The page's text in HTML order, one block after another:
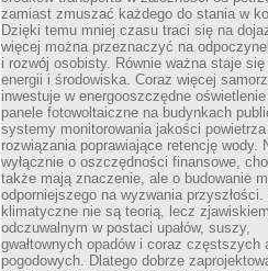
zamiast zmuszać każdego do stania w
Dzięki temu mniej czasu traci się na
więcej można przeznaczyć na
i rozwój osobisty. Równie ważna staje
energii i środowiska. Coraz więcej
inwestuje w energooszczędne
panele fotowoltaiczne na budynkach
systemy monitorowania jakości powietrza
rozwiązania poprawiające retencję wody.
wyłącznie o oszczędności finansowe,
także mają znaczenie, ale o budowanie
odporniejszego na wyzwania
klimatyczne nie są teorią, lecz zjawiskiem
odczuwalnym w postaci upałów, suszy,
gwałtownych opadów i coraz częstszych
pogodowych. Dlatego dobrze